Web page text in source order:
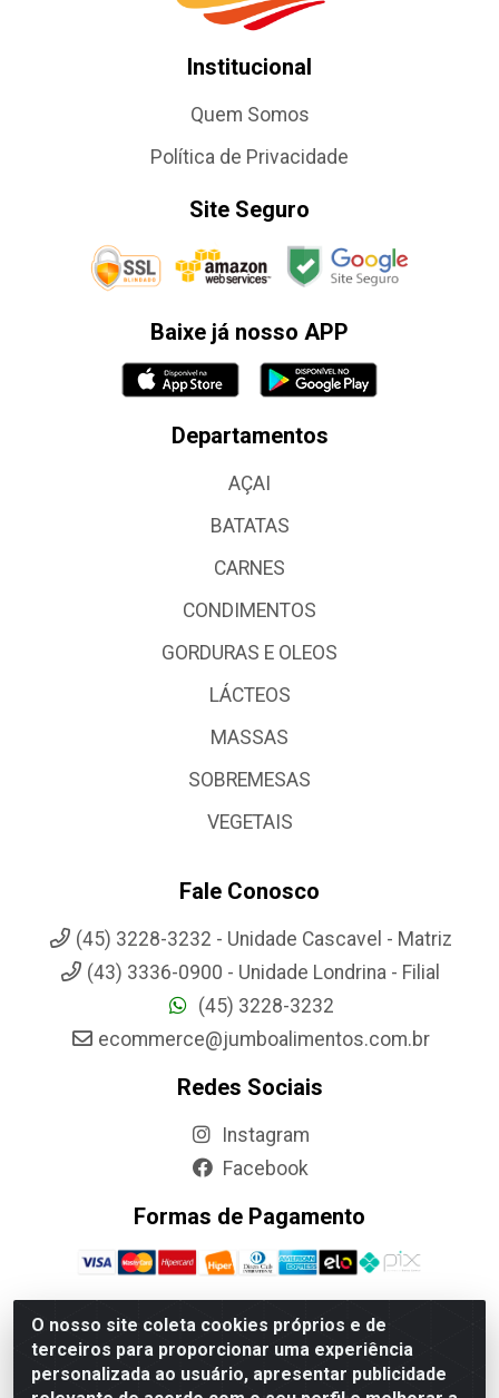
O nosso site coleta cookies próprios e de
terceiros para proporcionar uma experiência
personalizada ao usuário, apresentar publicidade
Institucional
Quem Somos
Política de Privacidade
Site Seguro
Baixe já nosso APP
Departamentos
AÇAI
BATATAS
CARNES
CONDIMENTOS
GORDURAS E OLEOS
LÁCTEOS
MASSAS
SOBREMESAS
VEGETAIS
Fale Conosco
(45) 3228-3232 - Unidade Cascavel - Matriz
(43) 3336-0900 - Unidade Londrina - Filial
(45) 3228-3232
ecommerce@jumboalimentos.com.br
Redes Sociais
Instagram
Facebook
Formas de Pagamento
Jumbo Alimentos Cascavel - Matriz - Rua Itatiba Do Sul, 161 -
Santos Dumont, Cascavel-PR - CEP 85804-700- CNPJ